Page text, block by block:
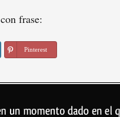
frase:
Pinterest